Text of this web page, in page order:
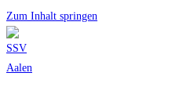
Zum Inhalt springen